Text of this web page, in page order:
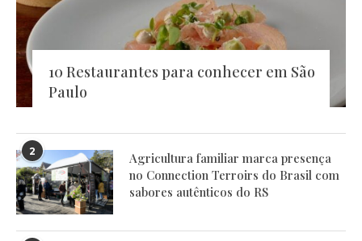
10 Restaurantes para conhecer em São
Paulo
2
Agricultura familiar marca presença
no Connection Terroirs do Brasil com
sabores autênticos do RS